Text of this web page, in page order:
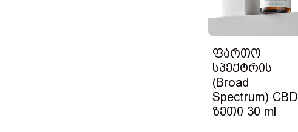
ფართო
სპექტრის
(Broad
Spectrum) CBD
ზეთი 30 ml